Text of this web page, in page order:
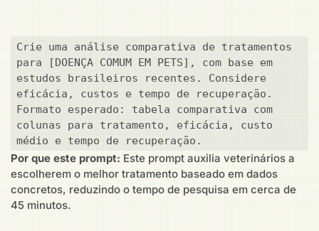
Crie uma análise comparativa de tratamentos
para [DOENÇA COMUM EM PETS], com base em
estudos brasileiros recentes. Considere
eficácia, custos e tempo de recuperação.
Formato esperado: tabela comparativa com
colunas para tratamento, eficácia, custo
médio e tempo de recuperação.
Por que este prompt: Este prompt auxilia veterinários a
escolherem o melhor tratamento baseado em dados
concretos, reduzindo o tempo de pesquisa em cerca de
45 minutos.